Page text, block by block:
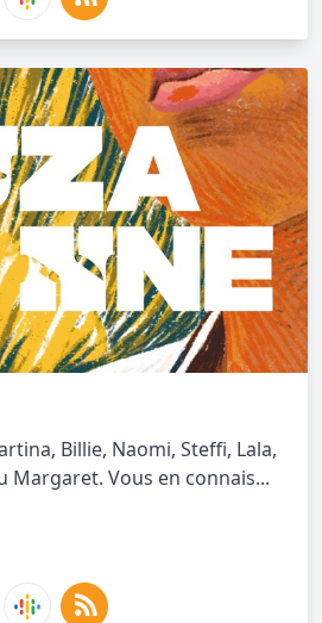
Billie, Naomi, Steffi, Lala,
Margaret. Vous en connais...